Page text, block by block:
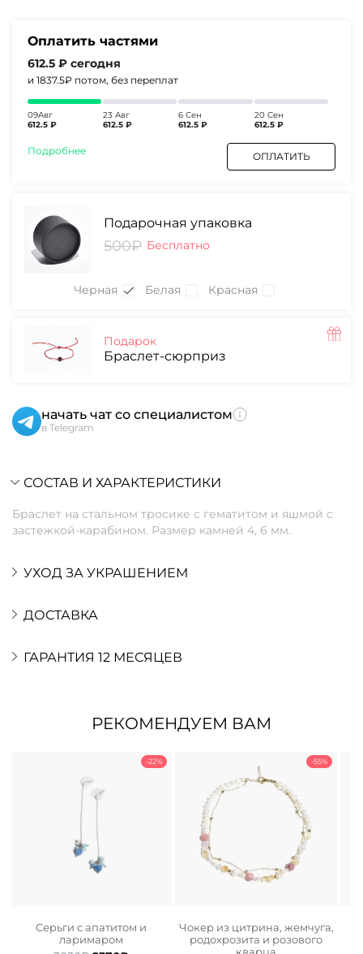
Оплатить частями
612.5 ₽ сегодня
и 1837.5₽ потом, без переплат
09Авг
612.5 ₽
23 Авг
612.5 ₽
6 Сен
612.5 ₽
20 Сен
612.5 ₽
Подробнее ОПЛАТИТЬ
Подарочная упаковка
500₽ Бесплатно
Черная Белая Красная
Подарок
Браслет-сюрприз
начать чат со специалистом
в Telegram
СОСТАВ И ХАРАКТЕРИСТИКИ
Браслет на стальном тросике с гематитом и яшмой с
застежкой-карабином. Размер камней 4, 6 мм.
УХОД ЗА УКРАШЕНИЕМ
ДОСТАВКА
ГАРАНТИЯ 12 МЕСЯЦЕВ
РЕКОМЕНДУЕМ ВАМ
-22%
Серьги с апатитом и
ларимаром
-55%
Чокер из цитрина, жемчуга,
родохрозита и розового
кварца